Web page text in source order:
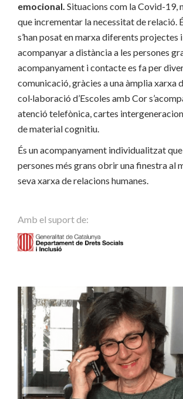
emocional. Situacions com la Covid-19,
que incrementar la necessitat de relació.
s’han posat en marxa diferents
acompanyar a distància a les persones
acompanyament i contacte es fa per
comunicació, gràcies a una àmplia xarxa
col·laboració d’Escoles amb Cor
atenció telefònica, cartes
de material cognitiu.
És un acompanyament individualitzat
persones més grans obrir una finestra al
seva xarxa de relacions humanes.
Amb el suport de: